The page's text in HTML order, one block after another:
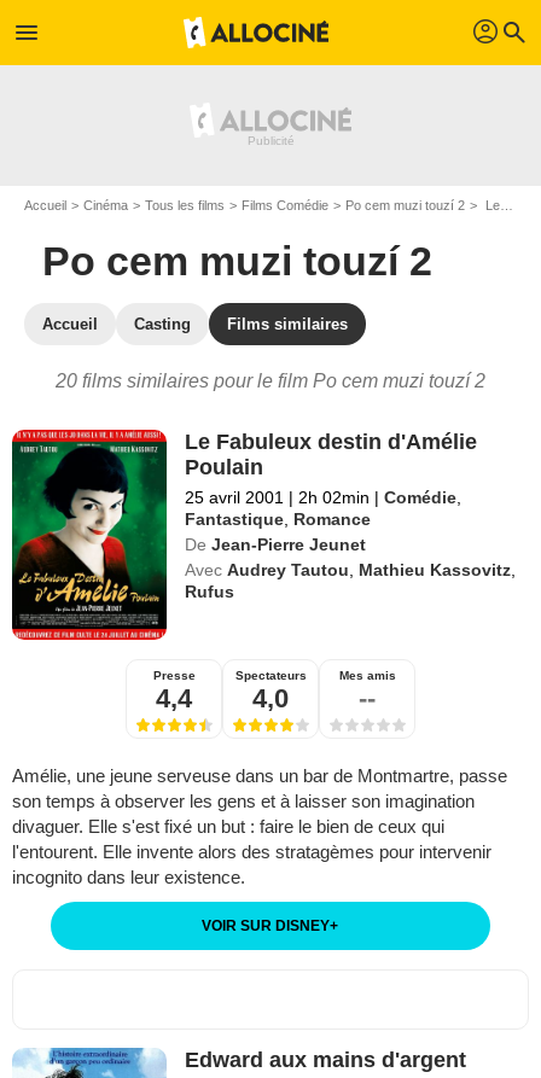
menu profil search
Accueil Cinéma Tous les films Films Comédie Po cem muzi touzí 2 Les films similaires à "Po cem muzi touzí 2"
Po cem muzi touzí 2
Accueil Casting Films similaires
20 films similaires pour le film Po cem muzi touzí 2
Le Fabuleux destin d'Amélie
Poulain
25 avril 2001 | 2h 02min | Comédie
Fantastique Romance
De Jean-Pierre Jeunet
Avec Audrey Tautou Mathieu Kassovitz
Rufus
Presse
4,4
Spectateurs
4,0
Mes amis
--
Amélie, une jeune serveuse dans un bar de Montmartre, passe
son temps à observer les gens et à laisser son imagination
divaguer. Elle s'est fixé un but : faire le bien de ceux qui
l'entourent. Elle invente alors des stratagèmes pour intervenir
incognito dans leur existence.
VOIR SUR DISNEY+
Edward aux mains d'argent